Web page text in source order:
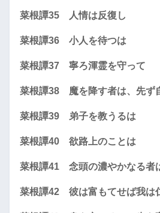
菜根譚35 人情は反復し
菜根譚36 小人を待つは
菜根譚37 寧ろ渾霊を守って
菜根譚38 魔を降す者は、先ず
菜根譚39 弟子を教うるは
菜根譚40 欲路上のことは
菜根譚41 念頭の濃やかなる者
菜根譚42 彼は富もてせば我は